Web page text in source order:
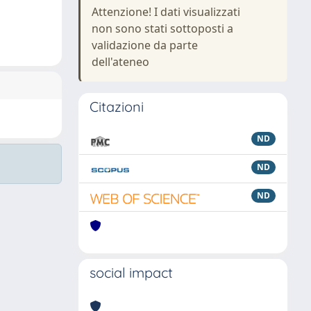
Attenzione! I dati visualizzati
non sono stati sottoposti a
validazione da parte
dell'ateneo
Citazioni
ND
ND
ND
social impact